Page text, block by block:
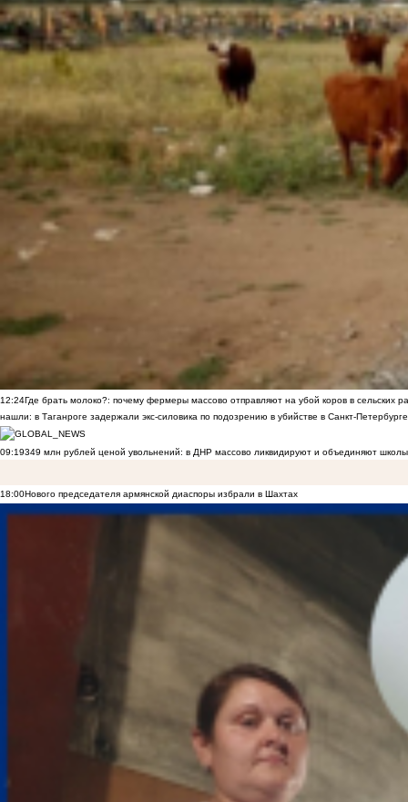
12:24Где брать молоко?: почему фермеры массово отправляют на убой коров в сельских
нашли: в Таганроге задержали экс-силовика по подозрению в убийстве в Санкт-Петербурге
09:19349 млн рублей ценой увольнений: в ДНР массово ликвидируют и объединяют
18:00Нового председателя армянской диаспоры избрали в Шахтах